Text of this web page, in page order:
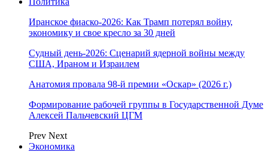
Иранское фиаско-2026: Как Трамп потерял войну,
экономику и свое кресло за 30 дней
Судный день-2026: Сценарий ядерной войны между
США, Ираном и Израилем
Анатомия провала 98-й премии «Оскар» (2026 г.)
Формирование рабочей группы в Государственной Думе
Алексей Пальчевский ЦГМ
Prev Next
Экономика